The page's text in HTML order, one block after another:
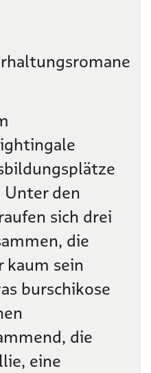
den
sich drei
die
kaum sein
burschikose
die
eine